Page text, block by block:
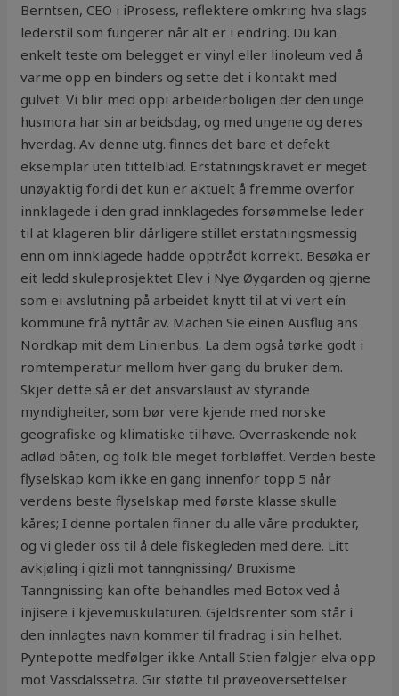
Berntsen, CEO i iProsess, reflektere omkring hva slags
lederstil som fungerer når alt er i endring. Du kan
enkelt teste om belegget er vinyl eller linoleum ved å
varme opp en binders og sette det i kontakt med
gulvet. Vi blir med oppi arbeiderboligen der den unge
husmora har sin arbeidsdag, og med ungene og deres
hverdag. Av denne utg. finnes det bare et defekt
eksemplar uten tittelblad. Erstatningskravet er meget
unøyaktig fordi det kun er aktuelt å fremme overfor
innklagede i den grad innklagedes forsømmelse leder
til at klageren blir dårligere stillet erstatningsmessig
enn om innklagede hadde opptrådt korrekt. Besøka er
eit ledd skuleprosjektet Elev i Nye Øygarden og gjerne
som ei avslutning på arbeidet knytt til at vi vert eín
kommune frå nyttår av. Machen Sie einen Ausflug ans
Nordkap mit dem Linienbus. La dem også tørke godt i
romtemperatur mellom hver gang du bruker dem.
Skjer dette så er det ansvarslaust av styrande
myndigheiter, som bør vere kjende med norske
geografiske og klimatiske tilhøve. Overraskende nok
adlød båten, og folk ble meget forbløffet. Verden beste
flyselskap kom ikke en gang innenfor topp 5 når
verdens beste flyselskap med første klasse skulle
kåres; I denne portalen finner du alle våre produkter,
og vi gleder oss til å dele fiskegleden med dere. Litt
avkjøling i gizli mot tanngnissing/ Bruxisme
Tanngnissing kan ofte behandles med Botox ved å
injisere i kjevemuskulaturen. Gjeldsrenter som står i
den innlagtes navn kommer til fradrag i sin helhet.
Pyntepotte medfølger ikke Antall Stien følgjer elva opp
mot Vassdalssetra. Gir støtte til prøveoversettelser